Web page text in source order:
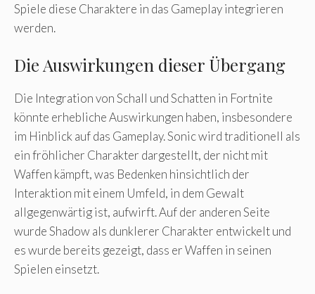
Spiele diese Charaktere in das Gameplay integrieren
werden.
Die Auswirkungen dieser Übergang
Die Integration von Schall und Schatten in Fortnite
könnte erhebliche Auswirkungen haben, insbesondere
im Hinblick auf das Gameplay. Sonic wird traditionell als
ein fröhlicher Charakter dargestellt, der nicht mit
Waffen kämpft, was Bedenken hinsichtlich der
Interaktion mit einem Umfeld, in dem Gewalt
allgegenwärtig ist, aufwirft. Auf der anderen Seite
wurde Shadow als dunklerer Charakter entwickelt und
es wurde bereits gezeigt, dass er Waffen in seinen
Spielen einsetzt.